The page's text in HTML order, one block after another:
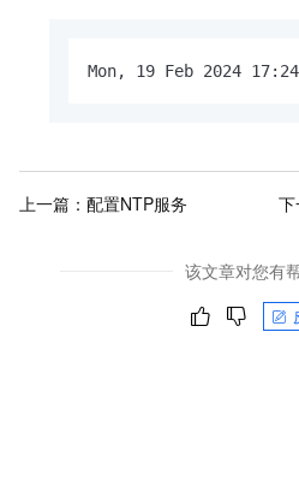
Mon, 19 Feb 2024
上一篇： 配置NTP服务 下
该文章对您有